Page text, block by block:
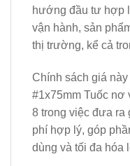
hướng đầu tư hợp
vận hành, sản
thị trường, kể cả
Chính sách giá
#1x75mm Tuốc nơ
8 trong việc đưa
phí hợp lý, góp
dùng và tối đa hóa